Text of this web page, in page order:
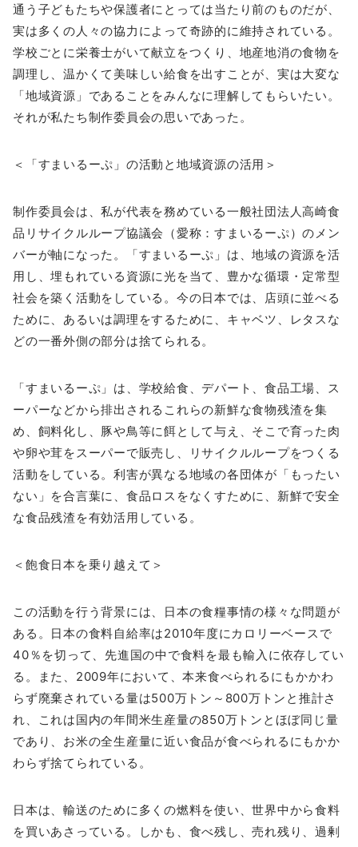
通う子どもたちや保護者にとっては当たり前のものだが、
実は多くの人々の協力によって奇跡的に維持されている。
学校ごとに栄養士がいて献立をつくり、地産地消の食物を
調理し、温かくて美味しい給食を出すことが、実は大変な
「地域資源」であることをみんなに理解してもらいたい。
それが私たち制作委員会の思いであった。
＜「すまいるーぷ」の活動と地域資源の活用＞
制作委員会は、私が代表を務めている一般社団法人高崎食
品リサイクルループ協議会（愛称：すまいるーぷ）のメン
バーが軸になった。「すまいるーぷ」は、地域の資源を活
用し、埋もれている資源に光を当て、豊かな循環・定常型
社会を築く活動をしている。今の日本では、店頭に並べる
ために、あるいは調理をするために、キャベツ、レタスな
どの一番外側の部分は捨てられる。
「すまいるーぷ」は、学校給食、デパート、食品工場、ス
ーパーなどから排出されるこれらの新鮮な食物残渣を集
め、飼料化し、豚や鳥等に餌として与え、そこで育った肉
や卵や茸をスーパーで販売し、リサイクルループをつくる
活動をしている。利害が異なる地域の各団体が「もったい
ない」を合言葉に、食品ロスをなくすために、新鮮で安全
な食品残渣を有効活用している。
＜飽食日本を乗り越えて＞
この活動を行う背景には、日本の食糧事情の様々な問題が
ある。日本の食料自給率は2010年度にカロリーベースで
40％を切って、先進国の中で食料を最も輸入に依存してい
る。また、2009年において、本来食べられるにもかかわ
らず廃棄されている量は500万トン～800万トンと推計さ
れ、これは国内の年間米生産量の850万トンとほぼ同じ量
であり、お米の全生産量に近い食品が食べられるにもかか
わらず捨てられている。
日本は、輸送のために多くの燃料を使い、世界中から食料
を買いあさっている。しかも、食べ残し、売れ残り、過剰